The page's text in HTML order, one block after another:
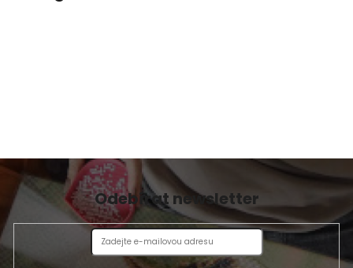
Odebírat newsletter